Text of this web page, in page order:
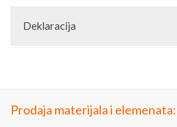
za terase ili balkone, a takođe i za
od kovanog gvožđa i ostalim kovanim
Deklaracija
Prodaja materijala i elemenata: